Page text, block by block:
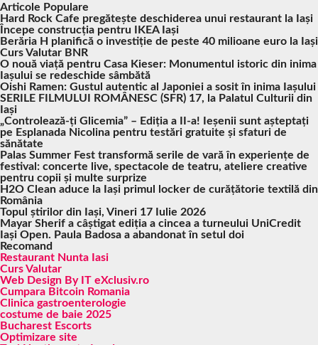
Articole Populare
Hard Rock Cafe pregătește deschiderea unui restaurant la Iași
Începe construcția pentru IKEA Iași
Berăria H planifică o investiție de peste 40 milioane euro la Iași
Curs Valutar BNR
O nouă viață pentru Casa Kieser: Monumentul istoric din inima
Iașului se redeschide sâmbătă
Oishi Ramen: Gustul autentic al Japoniei a sosit în inima Iașului
SERILE FILMULUI ROMÂNESC (SFR) 17, la Palatul Culturii din
Iași
„Controlează-ți Glicemia” – Ediția a II-a! Ieșenii sunt așteptați
pe Esplanada Nicolina pentru testări gratuite și sfaturi de
sănătate
Palas Summer Fest transformă serile de vară în experiențe de
festival: concerte live, spectacole de teatru, ateliere creative
pentru copii și multe surprize
H2O Clean aduce la Iași primul locker de curățătorie textilă din
România
Topul știrilor din Iași, Vineri 17 Iulie 2026
Mayar Sherif a câștigat ediția a cincea a turneului UniCredit
Iași Open. Paula Badosa a abandonat în setul doi
Recomand
Restaurant Nunta Iasi
Curs Valutar
Web Design By IT eXclusiv.ro
Cumpara Bitcoin Romania
Clinica gastroenterologie
costume de baie 2025
Bucharest Escorts
Optimizare site